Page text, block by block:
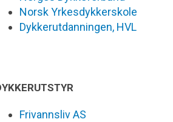
Norsk Yrkesdykkerskole
Dykkerutdanningen, HVL
Frivannsliv AS